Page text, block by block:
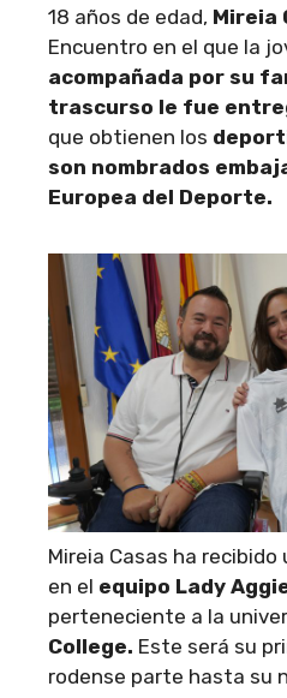
18 años de edad, Mireia
Encuentro en el que la
acompañada por su
trascurso le fue
que obtienen los
son nombrados
Europea del Deporte.
Mireia Casas ha
en el equipo Lady
perteneciente a la
College. Este será su
rodense parte hasta su